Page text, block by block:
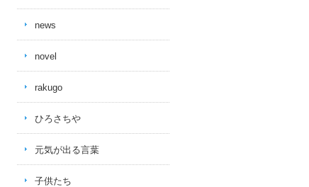
news
novel
rakugo
ひろさちや
元気が出る言葉
子供たち